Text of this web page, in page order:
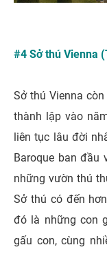
#4 Sở thú Vienna
Sở thú Vienna
thành lập vào
liên tục lâu đời
Baroque ban đầu
những vườn thú
Sở thú có đến
đó là những con
gấu con, cùng